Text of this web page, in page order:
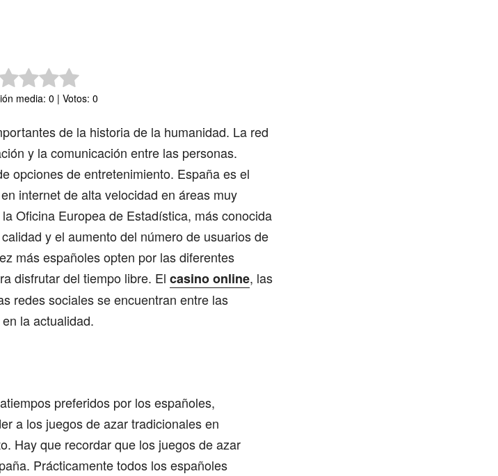
media: 0 | Votos: 0
de la historia de la humanidad. La red
y la comunicación entre las personas.
opciones de entretenimiento. España es el
internet de alta velocidad en áreas muy
Oficina Europea de Estadística, más conocida
y el aumento del número de usuarios de
más españoles opten por las diferentes
disfrutar del tiempo libre. El casino online, las
redes sociales se encuentran entre las
la actualidad.
preferidos por los españoles,
a los juegos de azar tradicionales en
Hay que recordar que los juegos de azar
Prácticamente todos los españoles